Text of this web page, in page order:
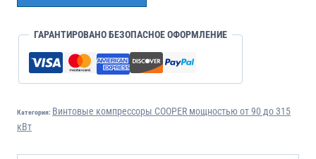
ГАРАНТИРОВАНО БЕЗОПАСНОЕ ОФОРМЛЕНИЕ
Категория: Винтовые компрессоры COOPER мощностью от 90 до 315
кВт